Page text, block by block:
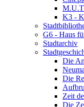
K3 -
G6 - Haus
Stadtarchiv
Die
Die
Zeit
Die